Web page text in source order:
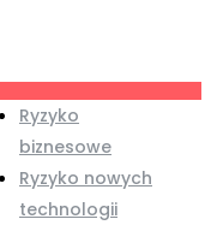
Ryzyko
biznesowe
Ryzyko nowych
technologii